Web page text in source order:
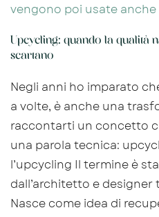
Upcycling: quando la qualità
scartano
Negli anni ho imparato
a volte, è anche una
raccontarti un concetto
una parola tecnica:
l’upcycling Il termine è
dall’architetto e designer
Nasce come idea di